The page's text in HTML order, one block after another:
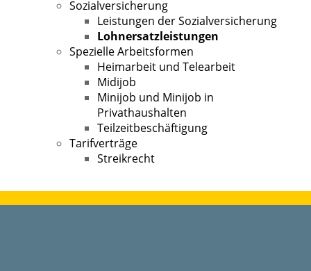
Sozialversicherung
Leistungen der Sozialversicherung
Lohnersatzleistungen
Spezielle Arbeitsformen
Heimarbeit und Telearbeit
Midijob
Minijob und Minijob in
Privathaushalten
Teilzeitbeschäftigung
Tarifverträge
Streikrecht